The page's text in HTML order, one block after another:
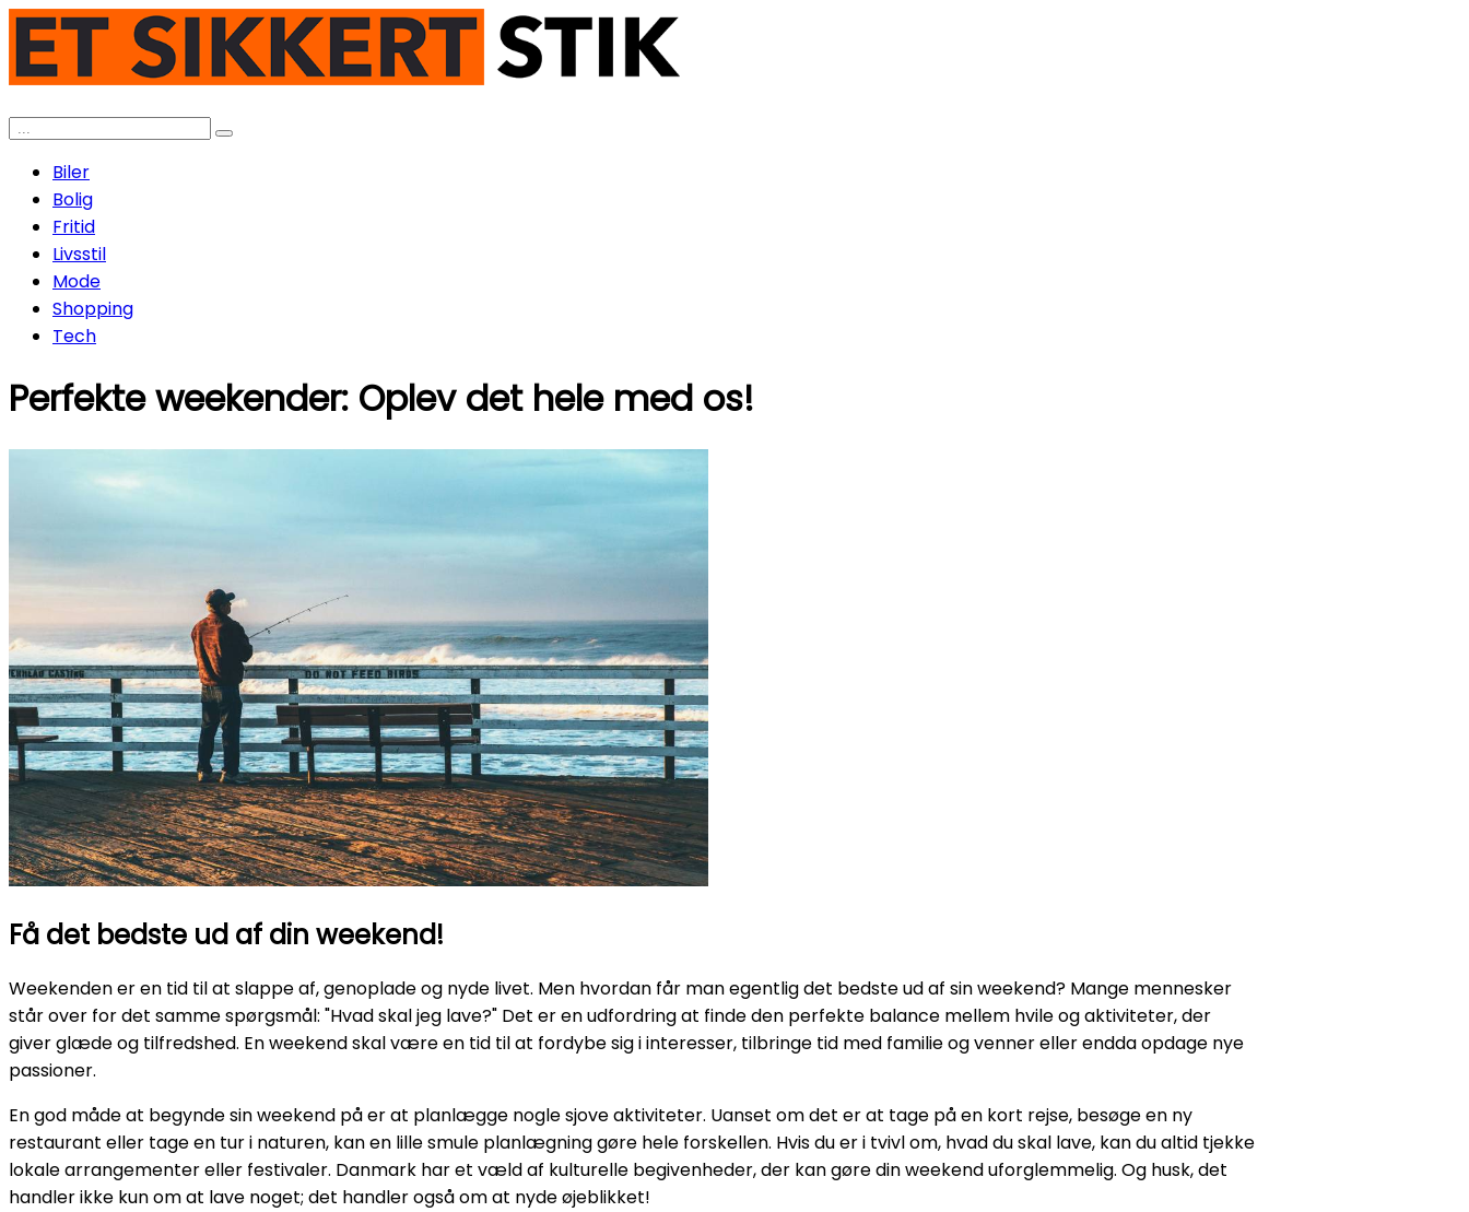
Biler
Bolig
Fritid
Livsstil
Mode
Shopping
Tech
Perfekte weekender: Oplev det hele med os!
Få det bedste ud af din weekend!
Weekenden er en tid til at slappe af, genoplade og nyde livet. Men hvordan får man egentlig det bedste ud af sin weekend? Mange mennesker
står over for det samme spørgsmål: "Hvad skal jeg lave?" Det er en udfordring at finde den perfekte balance mellem hvile og aktiviteter, der
giver glæde og tilfredshed. En weekend skal være en tid til at fordybe sig i interesser, tilbringe tid med familie og venner eller endda opdage nye
passioner.
En god måde at begynde sin weekend på er at planlægge nogle sjove aktiviteter. Uanset om det er at tage på en kort rejse, besøge en ny
restaurant eller tage en tur i naturen, kan en lille smule planlægning gøre hele forskellen. Hvis du er i tvivl om, hvad du skal lave, kan du altid tjekke
lokale arrangementer eller festivaler. Danmark har et væld af kulturelle begivenheder, der kan gøre din weekend uforglemmelig. Og husk, det
handler ikke kun om at lave noget; det handler også om at nyde øjeblikket!